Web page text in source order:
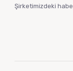
Şirketimizdeki